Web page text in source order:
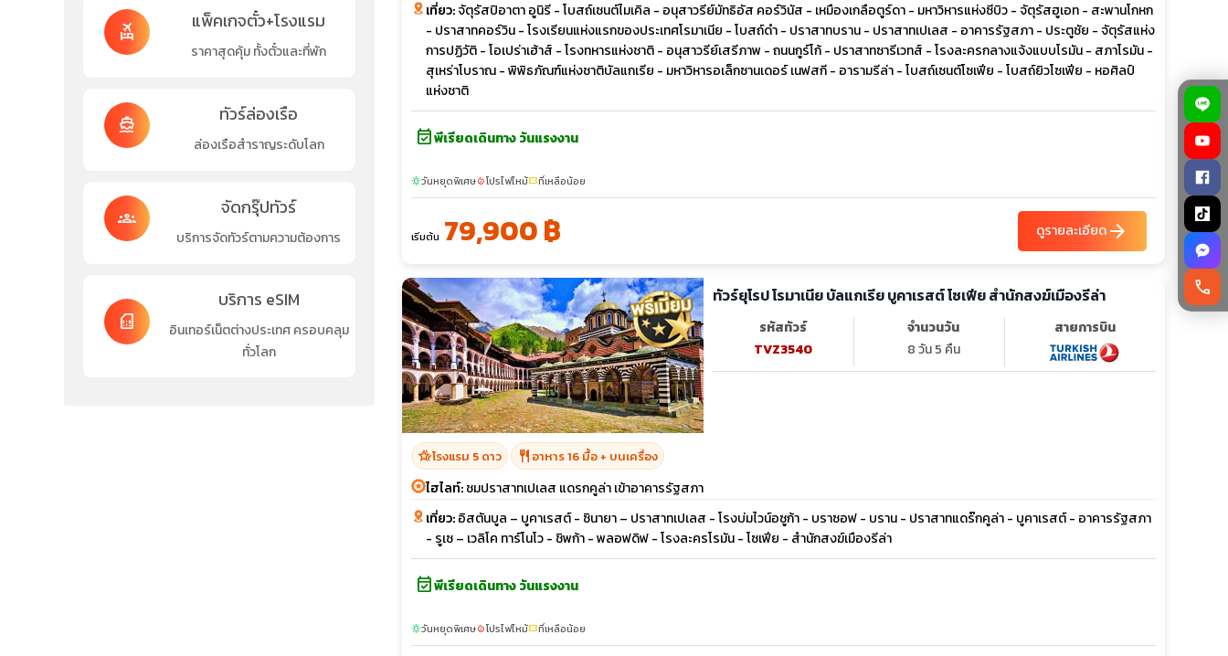
flights_and_hotels แพ็คเกจตั๋ว+โรงแรม
ราคาสุดคุ้ม ทั้งตั๋วและที่พัก
directions_boat ทัวร์ล่องเรือ
ล่องเรือสำราญระดับโลก
groups จัดกรุ๊ปทัวร์
บริการจัดทัวร์ตามความต้องการ
sim_card
บริการ eSIM
อินเทอร์เน็ตต่างประเทศ ครอบคลุม
ทั่วโลก
เที่ยว:จัตุรัสปิอาตา อูนิรี - โบสถ์เซนต์ไมเคิล - อนุสาวรีย์มัทธิอัส คอร์วินัส - เหมืองเกลือตูร์ดา - มหาวิหารแห่งซีบิว - จัตุรัสฮูเอท - สะพานโกหก
- ปราสาทคอร์วิน - โรงเรียนแห่งแรกของประเทศโรมาเนีย - โบสถ์ดำ - ปราสาทบราน - ปราสาทเปเลส - อาคารรัฐสภา - ประตูชัย - จัตุรัสแห่ง
การปฏิวัติ - โอเปร่าเฮ้าส์ - โรงทหารแห่งชาติ - อนุสาวรีย์เสรีภาพ - ถนนกูร์โก้ - ปราสาทซารีเวทส์ - โรงละครกลางแจ้งแบบโรมัน - สภาโรมัน -
สุเหร่าโบราณ - พิพิธภัณฑ์แห่งชาติบัลแกเรีย - มหาวิหารอเล็กซานเดอร์ เนฟสกี - อารามรีล่า - โบสถ์เซนต์โซเฟีย - โบสถ์ยิวโซเฟีย - หอศิลป์
แห่งชาติ
event_availableพีเรียดเดินทาง วันแรงงาน
sunnyวันหยุดพิเศษlocal_fire_departmentโปรไฟไหม้confirmation_numberที่เหลือน้อย
เริ่มต้น 79,900 ฿ ดูรายละเอียดarrow_forward
ทัวร์ยุโรป โรมาเนีย บัลแกเรีย บูคาเรสต์ โซเฟีย สำนักสงฆ์เมืองรีล่า
รหัสทัวร์
TVZ3540
จำนวนวัน
8 วัน 5 คืน
สายการบิน
hotel_classโรงแรม 5 ดาว restaurant อาหาร 16 มื้อ + บนเครื่อง
ไฮไลท์:ชมปราสาทเปเลส แดรกคูล่า เข้าอาคารรัฐสภา
เที่ยว:อิสตันบูล – บูคาเรสต์ - ซินายา – ปราสาทเปเลส - โรงบ่มไวน์อซูก้า - บราซอฟ - บราน - ปราสาทแดร๊กคูล่า - บูคาเรสต์ - อาคารรัฐสภา
- รูเซ – เวลิโค ทาร์โนโว - ชิพก้า - พลอฟดิฟ - โรงละครโรมัน - โซเฟีย - สำนักสงฆ์เมืองรีล่า
event_availableพีเรียดเดินทาง วันแรงงาน
sunnyวันหยุดพิเศษlocal_fire_departmentโปรไฟไหม้confirmation_numberที่เหลือน้อย
call